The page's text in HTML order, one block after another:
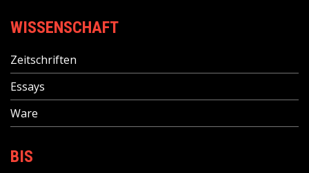
WISSENSCHAFT
Zeitschriften
Essays
Ware
BIS